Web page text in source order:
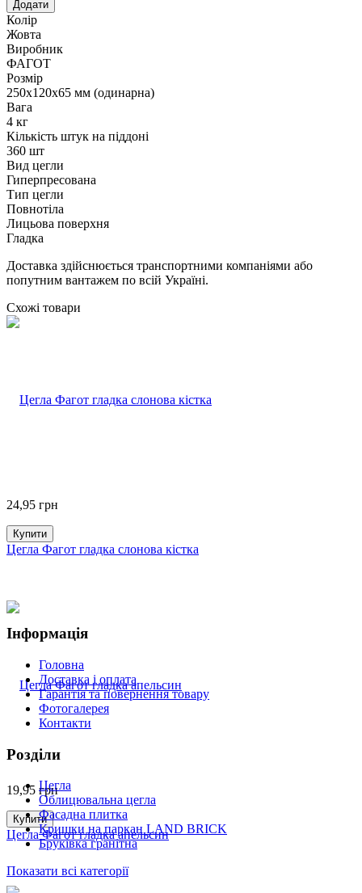
Колір
Жовта
Виробник
ФАГОТ
Розмір
250х120х65 мм (одинарна)
Вага
4 кг
Кількість штук на піддоні
360 шт
Вид цегли
Гиперпресована
Тип цегли
Повнотіла
Лицьова поверхня
Гладка
Доставка здійснюється транспортними компаніями або
попутним вантажем по всій Україні.
Схожі товари
24,95 грн
Купити
Цегла Фагот гладка слонова кістка
19,95 грн
Купити
Цегла Фагот гладка апельсин
Інформація
Головна
Доставка і оплата
Гарантія та повернення товару
Фотогалерея
Контакти
Розділи
Цегла
Облицювальна цегла
Фасадна плитка
Кришки на паркан LAND BRICK
Бруківка гранітна
Показати всі категорії